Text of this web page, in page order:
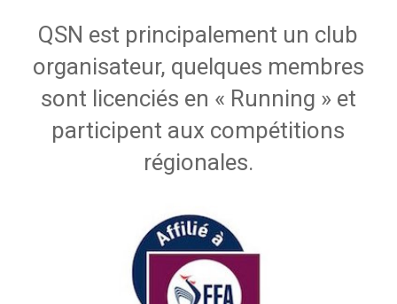
QSN est principalement un club
organisateur, quelques membres
sont licenciés en « Running » et
participent aux compétitions
régionales.